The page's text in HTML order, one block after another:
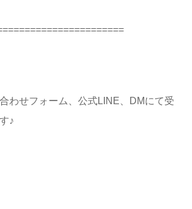
わせフォーム、公式LINE、DMにて受
♪